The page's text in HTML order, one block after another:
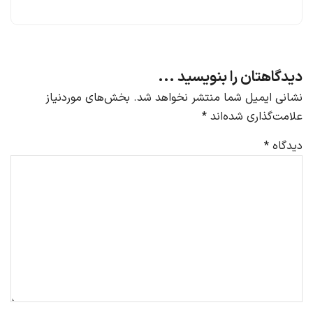
دیدگاهتان را بنویسید ...
نشانی ایمیل شما منتشر نخواهد شد. بخش‌های موردنیاز
علامت‌گذاری شده‌اند *
دیدگاه *